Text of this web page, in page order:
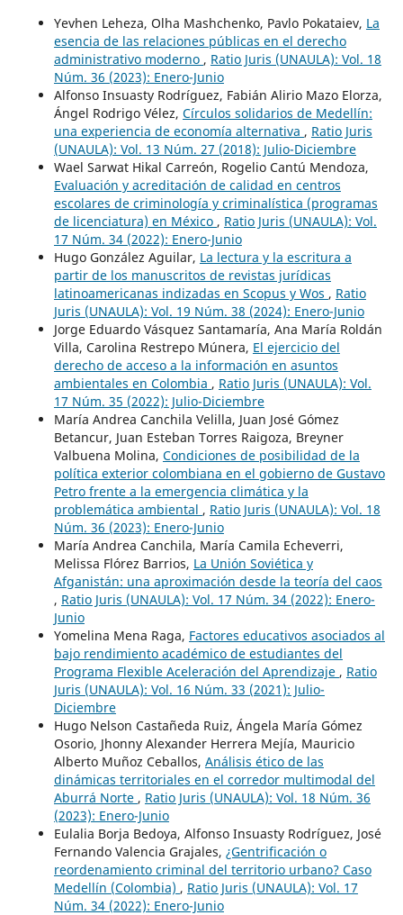
Yevhen Leheza, Olha Mashchenko, Pavlo Pokataiev, La
esencia de las relaciones públicas en el derecho
administrativo moderno , Ratio Juris (UNAULA): Vol. 18
Núm. 36 (2023): Enero-Junio
Alfonso Insuasty Rodríguez, Fabián Alirio Mazo Elorza,
Ángel Rodrigo Vélez, Círculos solidarios de Medellín:
una experiencia de economía alternativa , Ratio Juris
(UNAULA): Vol. 13 Núm. 27 (2018): Julio-Diciembre
Wael Sarwat Hikal Carreón, Rogelio Cantú Mendoza,
Evaluación y acreditación de calidad en centros
escolares de criminología y criminalística (programas
de licenciatura) en México , Ratio Juris (UNAULA): Vol.
17 Núm. 34 (2022): Enero-Junio
Hugo González Aguilar, La lectura y la escritura a
partir de los manuscritos de revistas jurídicas
latinoamericanas indizadas en Scopus y Wos , Ratio
Juris (UNAULA): Vol. 19 Núm. 38 (2024): Enero-Junio
Jorge Eduardo Vásquez Santamaría, Ana María Roldán
Villa, Carolina Restrepo Múnera, El ejercicio del
derecho de acceso a la información en asuntos
ambientales en Colombia , Ratio Juris (UNAULA): Vol.
17 Núm. 35 (2022): Julio-Diciembre
María Andrea Canchila Velilla, Juan José Gómez
Betancur, Juan Esteban Torres Raigoza, Breyner
Valbuena Molina, Condiciones de posibilidad de la
política exterior colombiana en el gobierno de Gustavo
Petro frente a la emergencia climática y la
problemática ambiental , Ratio Juris (UNAULA): Vol. 18
Núm. 36 (2023): Enero-Junio
María Andrea Canchila, María Camila Echeverri,
Melissa Flórez Barrios, La Unión Soviética y
Afganistán: una aproximación desde la teoría del caos
, Ratio Juris (UNAULA): Vol. 17 Núm. 34 (2022): Enero-
Junio
Yomelina Mena Raga, Factores educativos asociados al
bajo rendimiento académico de estudiantes del
Programa Flexible Aceleración del Aprendizaje , Ratio
Juris (UNAULA): Vol. 16 Núm. 33 (2021): Julio-
Diciembre
Hugo Nelson Castañeda Ruiz, Ángela María Gómez
Osorio, Jhonny Alexander Herrera Mejía, Mauricio
Alberto Muñoz Ceballos, Análisis ético de las
dinámicas territoriales en el corredor multimodal del
Aburrá Norte , Ratio Juris (UNAULA): Vol. 18 Núm. 36
(2023): Enero-Junio
Eulalia Borja Bedoya, Alfonso Insuasty Rodríguez, José
Fernando Valencia Grajales, ¿Gentrificación o
reordenamiento criminal del territorio urbano? Caso
Medellín (Colombia) , Ratio Juris (UNAULA): Vol. 17
Núm. 34 (2022): Enero-Junio